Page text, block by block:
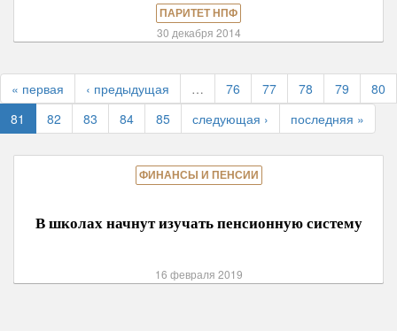
ПАРИТЕТ НПФ
30 декабря 2014
« первая ‹ предыдущая … 76 77 78 79
80
81
82 83 84 85 следующая › последняя »
ФИНАНСЫ И ПЕНСИИ
В школах начнут изучать пенсионную систему
16 февраля 2019